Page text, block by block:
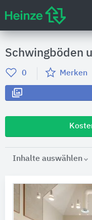
Schwingböden
0 Merken
Inhalte auswählen